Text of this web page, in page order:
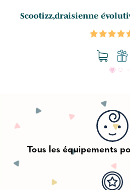
Scootizz,draisienne
Tous les équipements